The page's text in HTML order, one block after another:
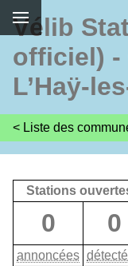
Vélib
officiel) -
L’Haÿ-
< Liste des
Stations
0 0
annoncées